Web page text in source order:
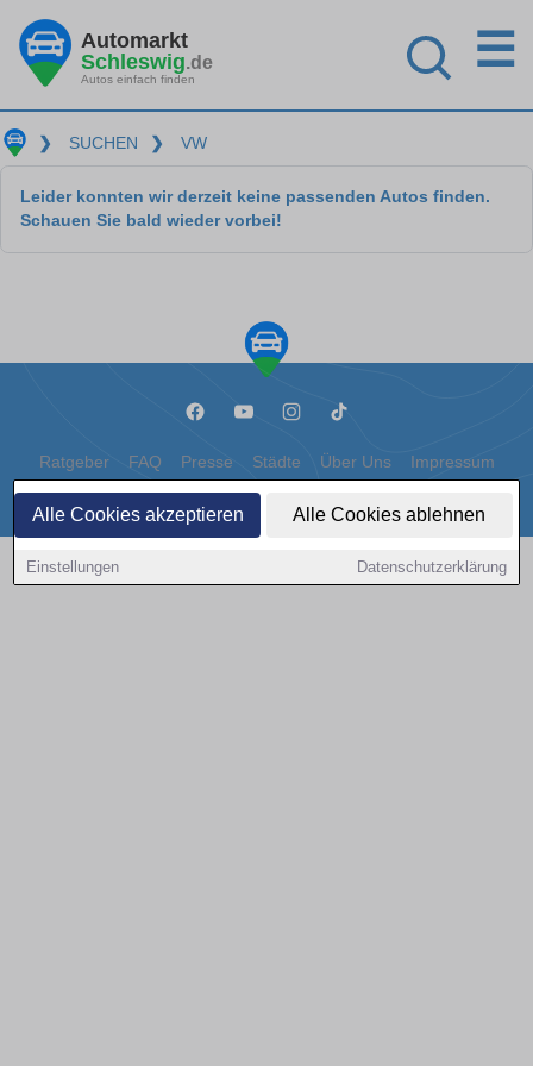
Alle Cookies akzeptieren Alle Cookies ablehnen
Einstellungen Datenschutzerklärung
Automarkt
Schleswig.de
Autos einfach finden
☰
❯ SUCHEN ❯ VW
Leider konnten wir derzeit keine passenden Autos finden.
Schauen Sie bald wieder vorbei!
Ratgeber FAQ Presse Städte Über Uns Impressum
Datenschutz Cookies
Copyright © 2000 - 2026 | 1A Infosysteme GmbH | Content by: 1a-sites-autos